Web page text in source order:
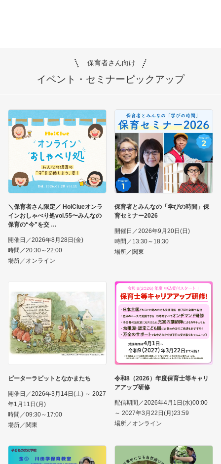
保育者さん向け
イベント・セミナーピックアップ
＼保育者さん限定／ HoiClueオンラ
インおしゃべり処vol.55〜みんなの
保育の“今”を交
開催日／2026年8月28日(金)
時間／20:30～22:00
場所／オンライン
保育者とみんなの「学びの時間」保
育セミナー2026
開催日／2026年9月20日(日)
時間／13:30～18:30
場所／関東
ピーターラビットとなかまたち
開催日／2026年3月14日(土) ～ 2027
年1月11日(月)
時間／09:30～17:00
場所／関東
令和8（2026）年度保育士等キャリ
アアップ研修
配信期間／2026年4月1日(水)00:00
～ 2027年3月22日(月)23:59
場所／オンライン